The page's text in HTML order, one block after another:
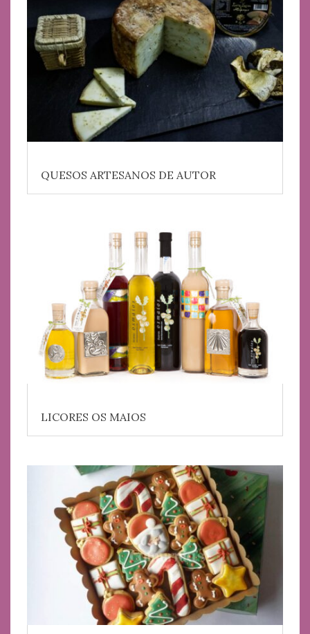
QUESOS ARTESANOS DE AUTOR
LICORES OS MAIOS